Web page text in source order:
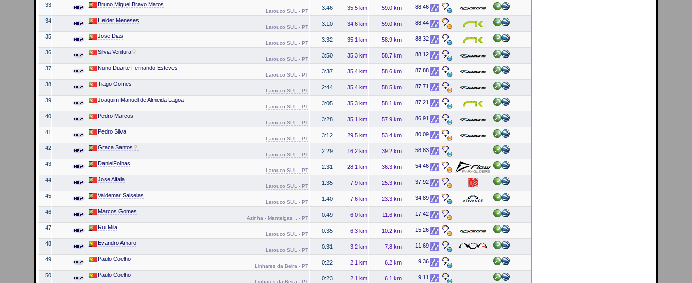
33 Bruno Miguel Bravo Matos
Larouco SUL - PT
3:46 35.5 km 59.0 km 88.46
34 Helder Meneses
Larouco SUL - PT
3:10 34.6 km 59.0 km 88.44
35 Jose Dias
Larouco SUL - PT
3:32 35.1 km 58.9 km 88.32
36 Silvia Ventura
Larouco SUL - PT
3:50 35.3 km 58.7 km 88.12
37 Nuno Duarte Fernando Esteves
Larouco SUL - PT
3:37 35.4 km 58.6 km 87.88
38 Tiago Gomes
Larouco SUL - PT
2:44 35.4 km 58.5 km 87.71
39 Joaquim Manuel de Almeida Lagoa
Larouco SUL - PT
3:05 35.3 km 58.1 km 87.21
40 Pedro Marcos
Larouco SUL - PT
3:28 35.1 km 57.9 km 86.91
41 Pedro Silva
Larouco SUL - PT
3:12 29.5 km 53.4 km 80.09
42 Graca Santos
Larouco SUL - PT
2:29 16.2 km 39.2 km 58.83
43 DanielFolhas
Larouco SUL - PT
2:31 28.1 km 36.3 km 54.46
44 Jose Alfaia
Larouco SUL - PT
1:35 7.9 km 25.3 km 37.92
45 Valdemar Salselas
Larouco SUL - PT
1:40 7.6 km 23.3 km 34.89
46 Marcos Gomes
Azinha - Manteigas... - PT
0:49 6.0 km 11.6 km 17.42
47 Rui Mila
Larouco SUL - PT
0:35 6.3 km 10.2 km 15.26
48 Evandro Amaro
Larouco SUL - PT
0:31 3.2 km 7.8 km 11.69
49 Paulo Coelho
Linhares da Beira - PT
0:22 2.1 km 6.2 km 9.36
50 Paulo Coelho
Linhares da Beira - PT
0:23 2.1 km 6.1 km 9.11